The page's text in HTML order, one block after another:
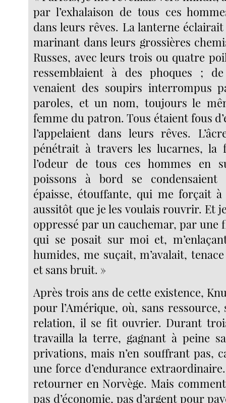
par l’exhalaison de tous ces
dans leurs rêves. La lanterne
marinant dans leurs grossières
Russes, avec leurs trois ou quatre
ressemblaient à des phoques ;
venaient des soupirs interrompus
paroles, et un nom, toujours le
femme du patron. Tous étaient fous
l’appelaient dans leurs rêves.
pénétrait à travers les lucarnes, la
l’odeur de tous ces hommes en
poissons à bord se
épaisse, étouffante, qui me forçait
aussitôt que je les voulais rouvrir. Et
oppressé par un cauchemar, par une
qui se posait sur moi et,
humides, me suçait, m’avalait,
et sans bruit. »
Après trois ans de cette existence,
pour l’Amérique, où, sans ressource,
relation, il se fit ouvrier. Durant
travailla la terre, gagnant à peine
privations, mais n’en souffrant pas,
une force d’endurance
retourner en Norvège. Mais
pas d’économie, pas d’argent pour